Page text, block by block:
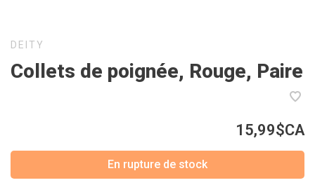
DEITY
Collets de poignée, Rouge, Paire
15,99$CA
En rupture de stock